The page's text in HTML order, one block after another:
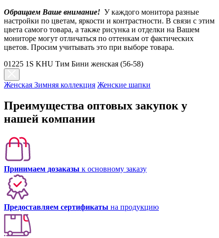
Обращаем Ваше внимание! У каждого монитора разные
настройки по цветам, яркости и контрастности. В связи с этим
цвета самого товара, а также рисунка и отделки на Вашем
мониторе могут отличаться по оттенкам от фактических
цветов. Просим учитывать это при выборе товара.
01225 1S KHU Тим Бини женская (56-58)
Женская Зимняя коллекция Женские шапки
Преимущества оптовых закупок у
нашей компании
Принимаем дозаказы к основному заказу
Предоставляем сертификаты на продукцию